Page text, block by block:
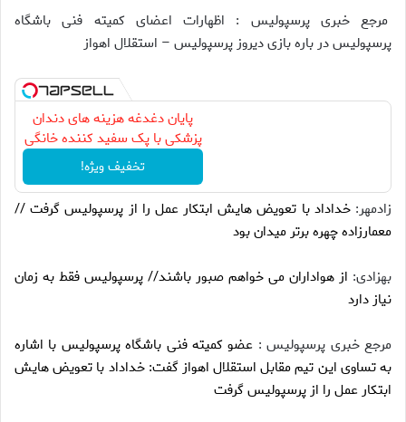
مرجع خبری پرسپولیس : اظهارات اعضای کمیته فنی باشگاه
پرسپولیس در باره بازی دیروز پرسپولیس – استقلال اهواز
پایان دغدغه هزینه های دندان
پزشکی با پک سفید کننده خانگی
تخفیف ویژه!
زادمهر: خداداد با تعویض هایش ابتکار عمل را از پرسپولیس گرفت //
معمارزاده چهره برتر میدان بود
بهزادی: از هواداران می خواهم صبور باشند// پرسپولیس فقط به زمان
نیاز دارد
مرجع خبری پرسپولیس : عضو کمیته فنی باشگاه پرسپولیس با اشاره
به تساوی این تیم مقابل استقلال اهواز گفت: خداداد با تعویض هایش
ابتکار عمل را از پرسپولیس گرفت